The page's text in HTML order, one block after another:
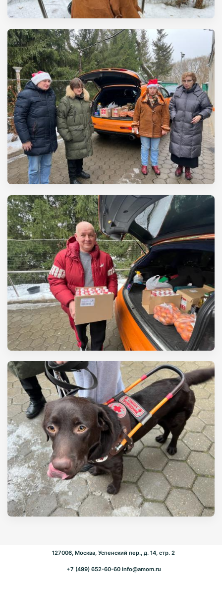
127006, Москва, Успенский пер., д. 14, стр. 2
+7 (499) 652-60-60 info@amom.ru